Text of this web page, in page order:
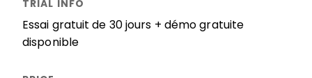
Essai gratuit de 30 jours + démo gratuite
disponible